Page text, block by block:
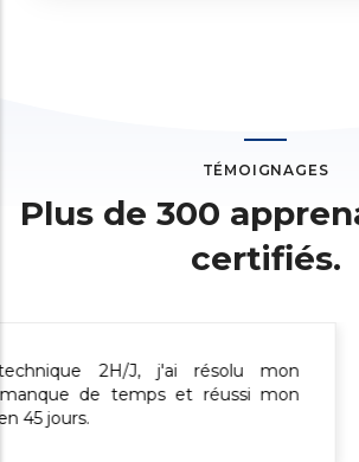
TÉMOIGNAGES
Plus de 300
certifiés.
Les outils mis à disposition par
formation ont été très efficaces.
cours résumés m'ont permis